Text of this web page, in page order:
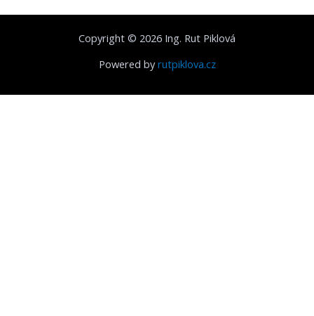
Copyright © 2026 Ing. Rut Piklová
Powered byrutpiklova.cz